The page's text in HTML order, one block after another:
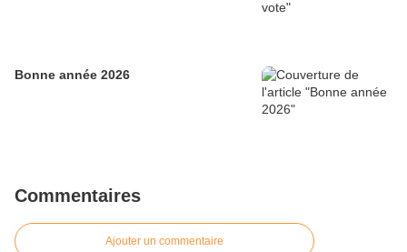
Bonne année 2026
Commentaires
Ajouter un commentaire